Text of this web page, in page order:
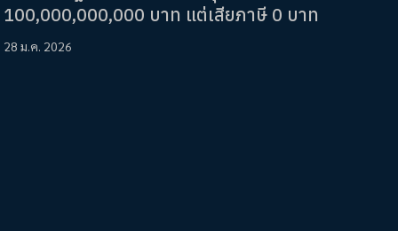
100,000,000,000 บาท แต่เสียภาษี 0 บาท
28 ม.ค. 2026